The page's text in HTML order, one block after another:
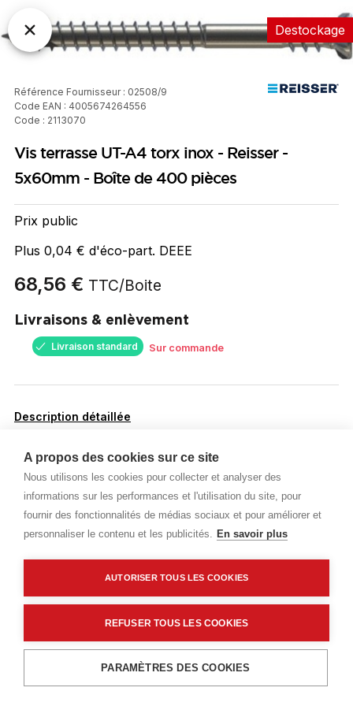
A propos des cookies sur ce site
Nous utilisons les cookies pour collecter et analyser des
informations sur les performances et l'utilisation du site, pour
fournir des fonctionnalités de médias sociaux et pour améliorer et
personnaliser le contenu et les publicités. En savoir plus
AUTORISER TOUS LES COOKIES
REFUSER TOUS LES COOKIES
PARAMÈTRES DES COOKIES
Destockage
Référence Fournisseur : 02508/9
Code EAN : 4005674264556
Code : 2113070
Vis terrasse UT-A4 torx inox - Reisser -
5x60mm - Boîte de 400 pièces
Prix public
Plus 0,04 € d'éco-part. DEEE
68,56 € TTC/Boite
Livraisons & enlèvement
Livraison standard Sur commande
Description détaillée
Description détaillée
façades et clôtures
Vis RT UT Inox A4
Caractéristiques techniques
Ajouter au panier